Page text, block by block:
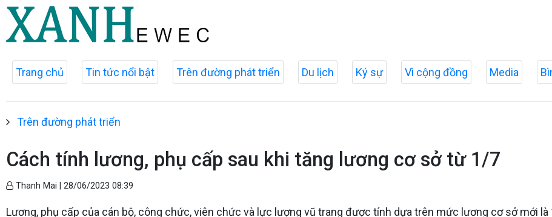
Trang chủ Tin tức nổi bật Trên đường phát triển Du lịch Ký sự Vì cộng đồng Media
Trên đường phát triển
Cách tính lương, phụ cấp sau khi tăng lương cơ sở từ 1/7
Thanh Mai | 28/06/2023 08:39
Lương, phụ cấp của cán bộ, công chức, viên chức và lực lượng vũ trang được tính dựa trên mức lương cơ sở mới